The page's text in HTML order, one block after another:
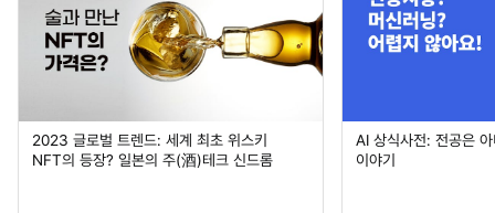
2023 글로벌 트렌드: 세계 최초 위스키
NFT의 등장? 일본의 주(酒)테크 신드롬
AI 상식사전: 전공은
이야기